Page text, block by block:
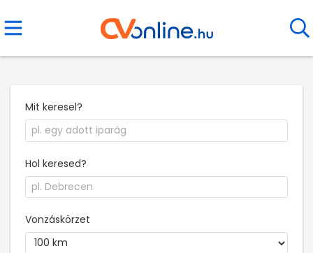
Mit keresel?
Hol keresed?
Vonzáskörzet